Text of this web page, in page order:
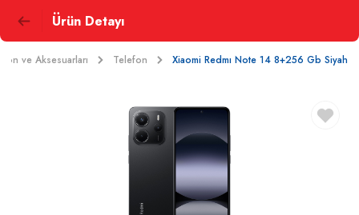
Ürün Detayı
ve Aksesuarları Telefon Xiaomi Redmı Note 14 8+256 Gb Siyah